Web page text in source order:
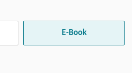
unterstützen das Lehren und
E-Book